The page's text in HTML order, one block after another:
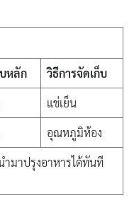
หลัก
วิธีการจัดเก็บ
แช่เย็น
อุณหภูมิห้อง
ำมาปรุงอาหารได้ทันที